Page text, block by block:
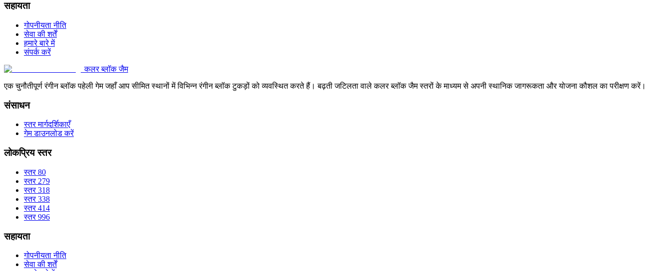
सहायता
गोपनीयता नीति
सेवा की शर्तें
हमारे बारे में
संपर्क करें
कलर ब्लॉक जैम
एक चुनौतीपूर्ण रंगीन ब्लॉक पहेली गेम जहाँ आप सीमित स्थानों में विभिन्न रंगीन ब्लॉक टुकड़ों को व्यवस्थित करते हैं। बढ़ती जटिलता वाले कलर ब्लॉक जैम स्तरों के माध्यम से अपनी स्थानिक जागरूकता और योजना कौशल का परीक्षण करें।
संसाधन
स्तर मार्गदर्शिकाएँ
गेम डाउनलोड करें
लोकप्रिय स्तर
स्तर 80
स्तर 279
स्तर 318
स्तर 338
स्तर 414
स्तर 996
सहायता
गोपनीयता नीति
सेवा की शर्तें